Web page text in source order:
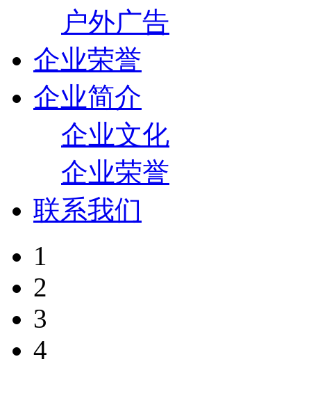
户外广告
企业荣誉
企业简介
企业文化
企业荣誉
联系我们
1
2
3
4